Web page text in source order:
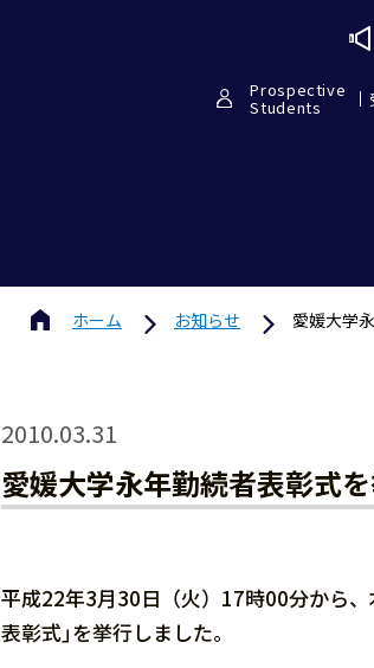
Prospective
Students
ホーム お知らせ 愛媛大学
2010.03.31
愛媛大学永年勤続者表彰式
平成22年3月30日（火）17時00分から
表彰式｣を挙行しました。